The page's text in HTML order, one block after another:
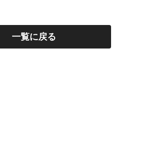
一覧に戻る